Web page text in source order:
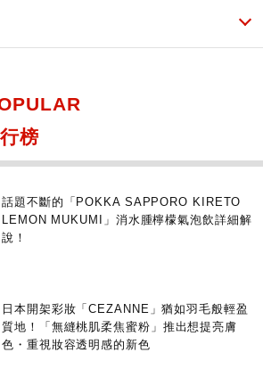
Depart～
榜
話題不斷的「POKKA SAPPORO KIRETO
LEMON MUKUMI」消水腫檸檬氣泡飲詳細解
說！
日本開架彩妝「CEZANNE」猶如羽毛般輕盈
質地！「無縫桃肌柔焦蜜粉」推出想提亮膚
色・重視妝容透明感的新色